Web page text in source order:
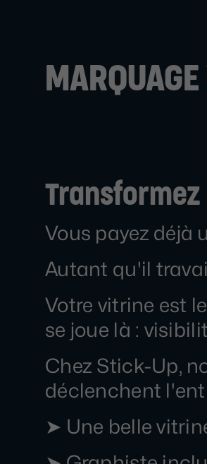
Vous payez déjà
Autant qu'il
Votre vitrine est
se joue là :
Chez Stick-Up,
déclenchent
➤ Une belle